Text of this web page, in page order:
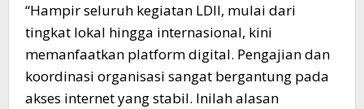
​“Hampir seluruh kegiatan LDII, mulai dari
tingkat lokal hingga internasional, kini
memanfaatkan platform digital. Pengajian dan
koordinasi organisasi sangat bergantung pada
akses internet yang stabil. Inilah alasan